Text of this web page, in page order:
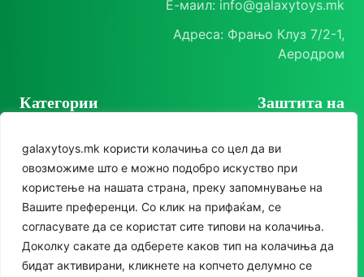
galaxytoys.mk користи колачиња со цел да ви
овозможиме што е можно подобро искуство при
користење на нашата страна, преку запомнување на
Вашите преференци. Со клик на прифаќам, се
согласувате да се користат сите типови на колачиња.
Доколку сакате да одберете каков тип на колачиња да
бидат активирани, кликнете на копчето делумно се
Е-маил: info@galaxytoys.mk
Адреса: Фрањо Клуз 7/2-1,
Аеродром
Категории
Сезонска опрема
Друштвени игри
За двор
Едукативни
Заштита на
Политика на
приватност
Политика за колачиња
Следете нè
Instagram
Facebook